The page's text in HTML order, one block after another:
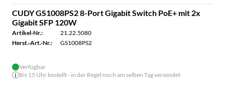
CUDY GS1008PS2 8-Port Gigabit Switch PoE+ mit 2x
Gigabit SFP 120W
Artikel-Nr.:
21.22.5080
Herst.-Art.-Nr.:
GS1008PS2
Verfügbar
Bis 15 Uhr bestellt - in der Regel noch am selben Tag versendet